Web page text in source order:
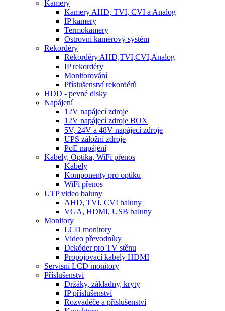
Kamery
Kamery AHD, TVI, CVI a Analog
IP kamery
Termokamery
Ostrovní kamerový systém
Rekordéry
Rekordéry AHD,TVI,CVI,Analog
IP rekordéry
Monitorování
Příslušenství rekordérů
HDD - pevné disky
Napájení
12V napájecí zdroje
12V napájecí zdroje BOX
5V, 24V a 48V napájecí zdroje
UPS záložní zdroje
PoE napájení
Kabely, Optika, WiFi přenos
Kabely
Komponenty pro optiku
WiFi přenos
UTP video baluny
AHD, TVI, CVI baluny
VGA, HDMI, USB baluny
Monitory
LCD monitory
Video převodníky
Dekóder pro TV stěnu
Propojovací kabely HDMI
Servisní LCD monitory
Příslušenství
Držáky, základny, kryty
IP příslušenství
Rozvaděče a příslušenství